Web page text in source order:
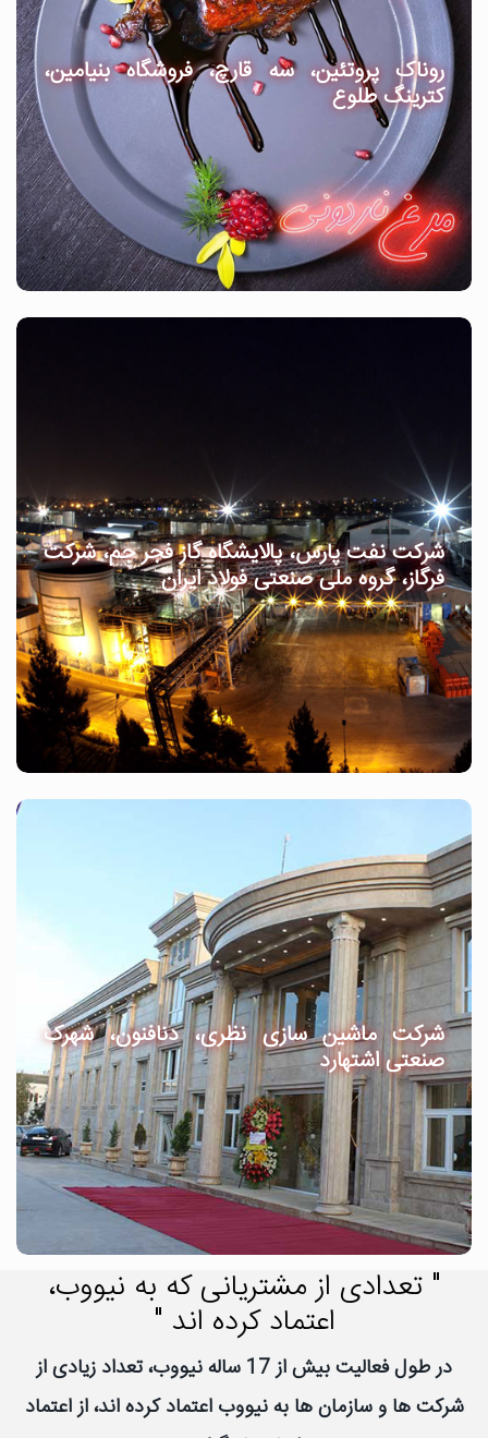
روناک پروتئین، سه قارچ، فروشگاه بنیامین،
کترینگ طلوع
شرکت نفت پارس، پالایشگاه گاز فجر جم، شرکت
فرگاز، گروه ملی صنعتی فولاد ایران
شرکت ماشین سازی نظری، دنافنون، شهرک
صنعتی اشتهارد
" تعدادی از مشتریانی که به نیووب،
اعتماد کرده اند "
در طول فعالیت بیش از 17 ساله نیووب، تعداد زیادی از
شرکت ها و سازمان ها به نیووب اعتماد کرده اند، از اعتماد